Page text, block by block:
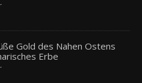
Gold des Nahen Ostens
Erbe